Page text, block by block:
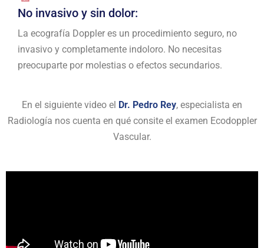
No invasivo y sin dolor:
La ecografía Doppler es un procedimiento seguro, no
invasivo y completamente indoloro. No necesitas
preocuparte por molestias o efectos secundarios.
En el siguiente video el Dr. Pedro Rey, especialista en
Radiología nos cuenta en qué consite el examen Ecodoppler
Vascular.